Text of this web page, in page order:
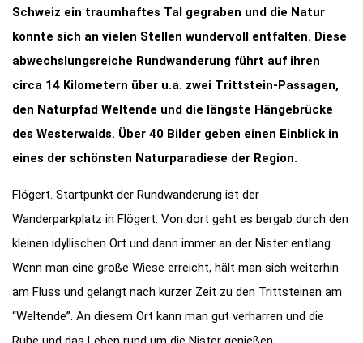
Schweiz ein traumhaftes Tal gegraben und die Natur
konnte sich an vielen Stellen wundervoll entfalten. Diese
abwechslungsreiche Rundwanderung führt auf ihren
circa 14 Kilometern über u.a. zwei Trittstein-Passagen,
den Naturpfad Weltende und die längste Hängebrücke
des Westerwalds. Über 40 Bilder geben einen Einblick in
eines der schönsten Naturparadiese der Region.
Flögert. Startpunkt der Rundwanderung ist der
Wanderparkplatz in Flögert. Von dort geht es bergab durch den
kleinen idyllischen Ort und dann immer an der Nister entlang.
Wenn man eine große Wiese erreicht, hält man sich weiterhin
am Fluss und gelangt nach kurzer Zeit zu den Trittsteinen am
“Weltende”. An diesem Ort kann man gut verharren und die